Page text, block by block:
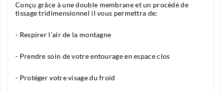
Conçu grâce à une double membrane et un procédé de
tissage tridimensionnel il vous permettra de:
- Respirer l'air de la montagne
- Prendre soin de votre entourage en espace clos
- Protéger votre visage du froid